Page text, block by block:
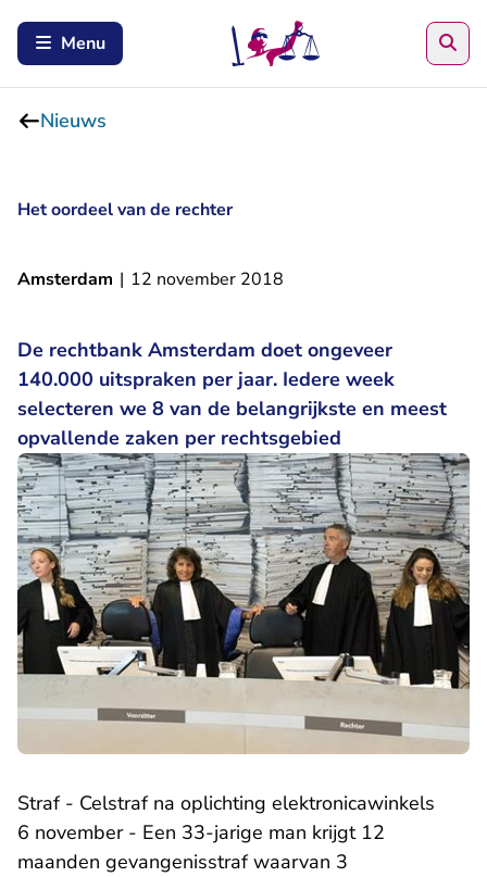
Menu
Nieuws
Het oordeel van de rechter
Amsterdam | 12 november 2018
De rechtbank Amsterdam doet ongeveer
140.000 uitspraken per jaar. Iedere week
selecteren we 8 van de belangrijkste en meest
opvallende zaken per rechtsgebied
Straf - Celstraf na oplichting elektronicawinkels
6 november - Een 33-jarige man krijgt 12
maanden gevangenisstraf waarvan 3